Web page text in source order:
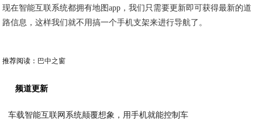
现在智能互联系统都拥有地图app，我们只需要更新即可获得最新的道
路信息，这样我们就不用搞一个手机支架来进行导航了。
推荐阅读： 巴中之窗
频道更新
车载智能互联网系统颠覆想象，用手机就能控制车